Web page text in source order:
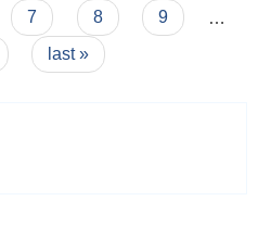
7 8 9
last »